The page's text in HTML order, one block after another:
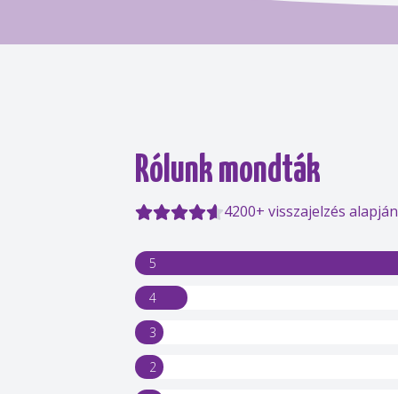
Rólunk mondták
4200+ visszajelzés alapján
5
4
3
2